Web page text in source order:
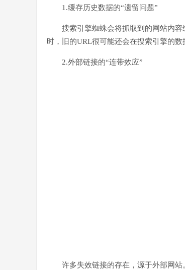
1.缓存历史数据的“遗留问题”
搜索引擎蜘蛛会将抓取到的网站内
时，旧的URL很可能还会在搜索引擎的
2.外部链接的“连带效应”
许多失效链接的存在，源于外部网